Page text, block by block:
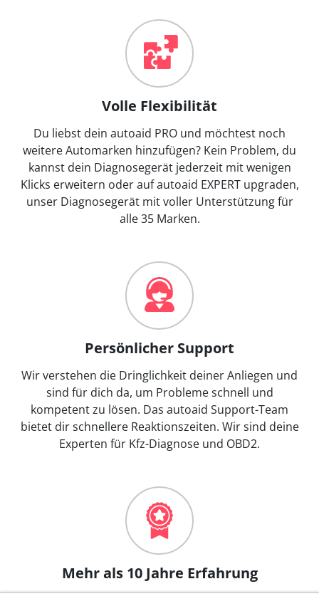
Volle Flexibilität
Du liebst dein autoaid PRO und möchtest noch
weitere Automarken hinzufügen? Kein Problem, du
kannst dein Diagnosegerät jederzeit mit wenigen
Klicks erweitern oder auf autoaid EXPERT upgraden,
unser Diagnosegerät mit voller Unterstützung für
alle 35 Marken.
Persönlicher Support
Wir verstehen die Dringlichkeit deiner Anliegen und
sind für dich da, um Probleme schnell und
kompetent zu lösen. Das autoaid Support-Team
bietet dir schnellere Reaktionszeiten. Wir sind deine
Experten für Kfz-Diagnose und OBD2.
Mehr als 10 Jahre Erfahrung